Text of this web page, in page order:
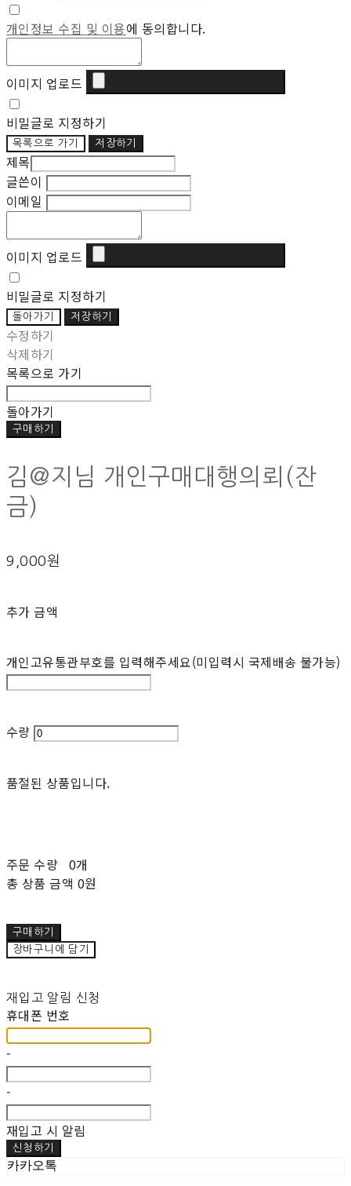
개인정보 수집 및 이용에 동의합니다.
이미지 업로드
비밀글로 지정하기
목록으로 가기 저장하기
제목
글쓴이
이메일
이미지 업로드
비밀글로 지정하기
돌아가기 저장하기
수정하기
삭제하기
목록으로 가기
돌아가기
구매하기
김@지님 개인구매대행의뢰(잔
금)
9,000원
추가 금액
개인고유통관부호를 입력해주세요(미입력시 국제배송 불가능)
수량
품절된 상품입니다.
주문 수량 0개
총 상품 금액 0원
구매하기
장바구니에 담기
재입고 알림 신청
휴대폰 번호
-
-
재입고 시 알림
신청하기
카카오톡